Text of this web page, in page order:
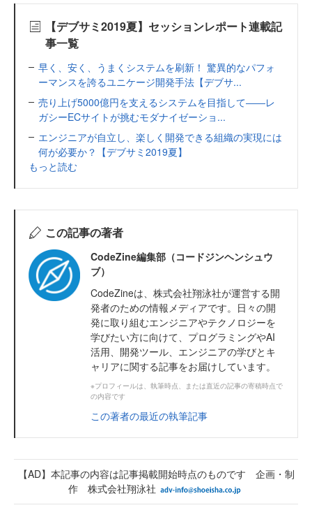
【デブサミ2019夏】セッションレポート連載記
事一覧
早く、安く、うまくシステムを刷新！ 驚異的なパフォ
ーマンスを誇るユニケージ開発手法【デブサ...
売り上げ5000億円を支えるシステムを目指して――レ
ガシーECサイトが挑むモダナイゼーショ...
エンジニアが自立し、楽しく開発できる組織の実現には
何が必要か？【デブサミ2019夏】
もっと読む
この記事の著者
CodeZine編集部（コードジンヘンシュウ
ブ）
CodeZineは、株式会社翔泳社が運営する開
発者のための情報メディアです。日々の開
発に取り組むエンジニアやテクノロジーを
学びたい方に向けて、プログラミングやAI
活用、開発ツール、エンジニアの学びとキ
ャリアに関する記事をお届けしています。
※プロフィールは、執筆時点、または直近の記事の寄稿時点で
の内容です
この著者の最近の執筆記事
【AD】本記事の内容は記事掲載開始時点のものです 企画・制
作 株式会社翔泳社